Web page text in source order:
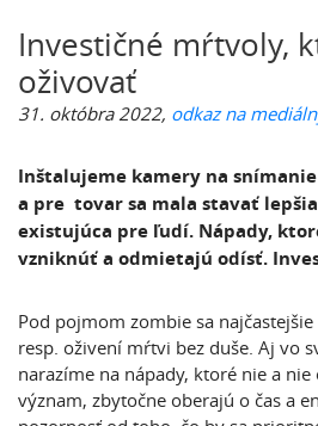
Investičné mŕtvoly,
oživovať
31. októbra 2022, odkaz na
Inštalujeme kamery na
a pre tovar sa mala stavať
existujúca pre ľudí. Nápady,
vzniknúť a odmietajú odísť.
Pod pojmom zombie sa
resp. oživení mŕtvi bez duše. Aj vo
narazíme na nápady, ktoré nie a
význam, zbytočne oberajú o čas a